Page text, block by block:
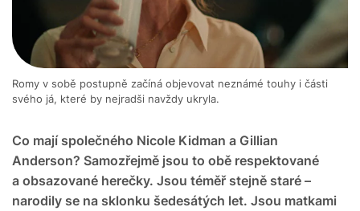
Co mají společného Nicole Kidman a Gillian
Anderson? Samozřejmě jsou to obě respektované
a obsazované herečky. Jsou téměř stejně staré –
narodily se na sklonku šedesátých let. Jsou matkami
Romy v sobě postupně začíná objevovat neznámé touhy i části
svého já, které by nejradši navždy ukryla.